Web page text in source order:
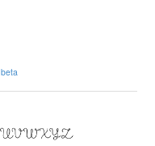
beta